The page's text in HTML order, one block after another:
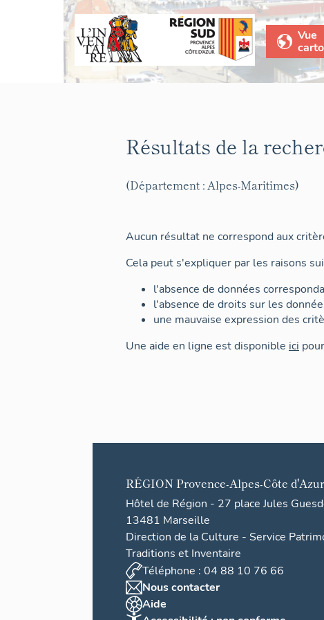
Vue
Résultats de la
(Département : Alpes-Maritimes)
Aucun résultat ne correspond aux
Cela peut s'expliquer par les raisons
l'absence de données
l'absence de droits sur les
une mauvaise expression des
Une aide en ligne est disponible ici
RÉGION Provence-Alpes-Côte d'Azur
Hôtel de Région - 27 place Jules
13481 Marseille
Direction de la Culture - Service
Traditions et Inventaire
Téléphone : 04 88 10 76 66
Nous contacter
Aide